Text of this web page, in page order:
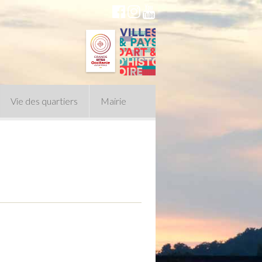
Vie des quartiers Mairie